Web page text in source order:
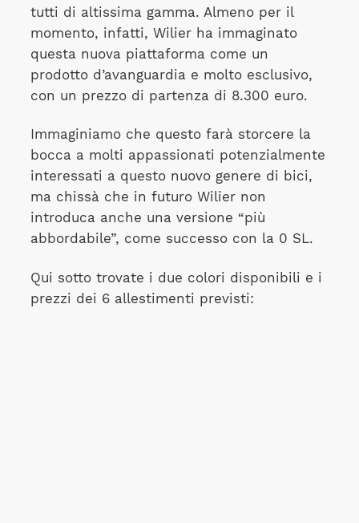
tutti di altissima gamma. Almeno per il
momento, infatti, Wilier ha immaginato
questa nuova piattaforma come un
prodotto d’avanguardia e molto esclusivo,
con un prezzo di partenza di 8.300 euro.
Immaginiamo che questo farà storcere la
bocca a molti appassionati potenzialmente
interessati a questo nuovo genere di bici,
ma chissà che in futuro Wilier non
introduca anche una versione “più
abbordabile”, come successo con la 0 SL.
Qui sotto trovate i due colori disponibili e i
prezzi dei 6 allestimenti previsti: